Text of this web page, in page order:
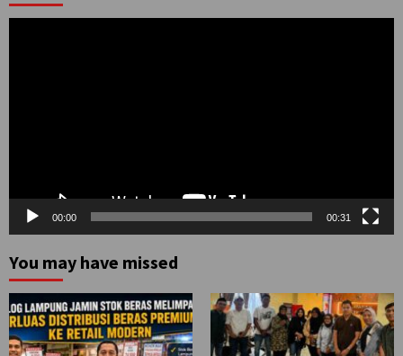
00:00 00:31
You may have missed